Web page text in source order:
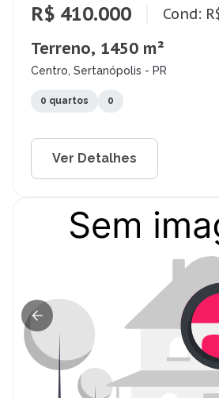
R$ 410.000 Cond:
Terreno, 1450 m²
Centro, Sertanópolis - PR
0 quartos 0
Ver Detalhes